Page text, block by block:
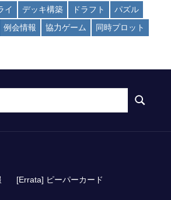
イ デッキ構築 ドラフト
パズル
例会情報 協力ゲーム
同時プロット
SEARCH
[Errata] ピーパーカード